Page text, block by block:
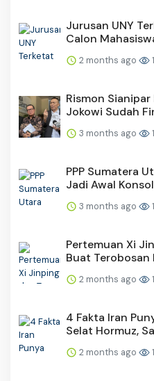
Jurusan UNY
Calon
2 months ago
Rismon Sianipar
Jokowi Sudah
3 months ago
PPP Sumatera
Jadi Awal
3 months ago
Pertemuan Xi
Buat Terobosan
2 months ago
4 Fakta Iran
Selat Hormuz,
2 months ago